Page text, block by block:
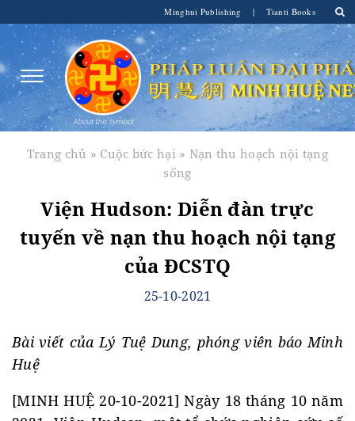
Minghui Publishing | Tianti Books
Trang chủ » Cuộc bức hại» Nạn thu hoạch nội tạng
sống
Viện Hudson: Diễn đàn trực
tuyến về nạn thu hoạch nội tạng
của ĐCSTQ
25-10-2021
Bài viết của Lý Tuệ Dung, phóng viên báo Minh
Huệ
[MINH HUỆ 20-10-2021] Ngày 18 tháng 10 năm